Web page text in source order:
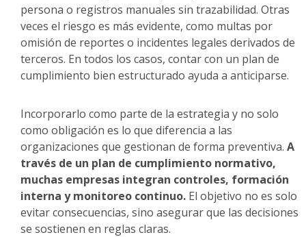
persona o registros manuales sin trazabilidad. Otras
veces el riesgo es más evidente, como multas por
omisión de reportes o incidentes legales derivados de
terceros. En todos los casos, contar con un plan de
cumplimiento bien estructurado ayuda a anticiparse.
Incorporarlo como parte de la estrategia y no solo
como obligación es lo que diferencia a las
organizaciones que gestionan de forma preventiva. A
través de un plan de cumplimiento normativo,
muchas empresas integran controles, formación
interna y monitoreo continuo. El objetivo no es solo
evitar consecuencias, sino asegurar que las decisiones
se sostienen en reglas claras.